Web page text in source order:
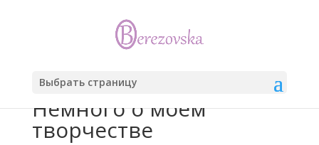
Выбрать страницу
Немного о моем
творчестве